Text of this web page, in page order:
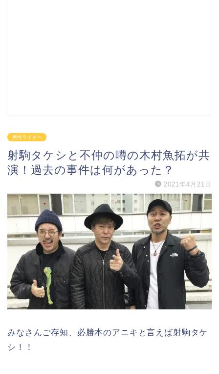
男性ライター
射駒タケシと不仲の噂の木村魚拓が共
演！過去の事件は何があった？
2021年4月21日
みなさんご存知、必勝本のアニキと言えば射駒タケ
シ！！